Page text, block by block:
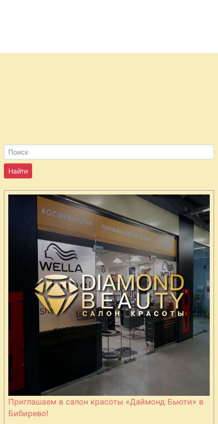
Приглашаем в салон красоты «Даймонд Бьюти» в
Бибирево!